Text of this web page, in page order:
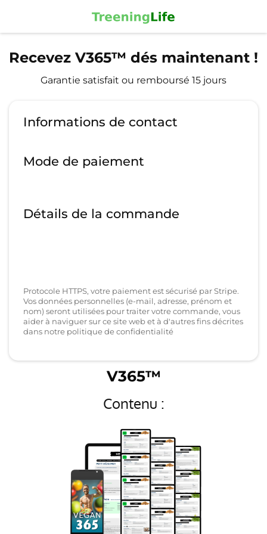
Recevez V365™ dés maintenant !
Garantie satisfait ou remboursé 15 jours
Informations de contact
Mode de paiement
Détails de la commande
Protocole HTTPS, votre paiement est sécurisé par Stripe.
Vos données personnelles (e-mail, adresse, prénom et
nom) seront utilisées pour traiter votre commande, vous
aider à naviguer sur ce site web et à d'autres fins décrites
dans notre politique de confidentialité
V365™
Contenu :